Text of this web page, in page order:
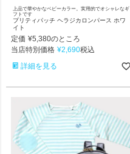
上品で華やかなベビーカラー。実用的でオシャレなギ
フトです
プリティパッチ ヘラジカロンパース ホワ
イト
定価 ¥5,380のところ
当店特別価格 ¥2,690税込
詳細を見る